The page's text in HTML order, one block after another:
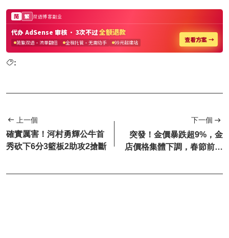
:
上一個
確實厲害！河村勇輝公牛首
秀砍下6分3籃板2助攻2搶斷
下一個
突發！金價暴跌超9%，金
店價格集體下調，春節前抄